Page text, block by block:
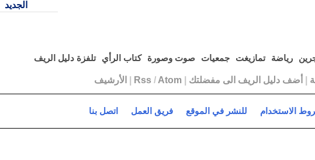
الجديد
رياضة تمازيغت جمعيات صوت وصورة كتاب الرأي تلفزة دليل الريف
أضف دليل الريف الى مفضلتك |
Rss / Atom الأرشيف
الاستخدام للنشر في الموقع فريق العمل اتصل بنا